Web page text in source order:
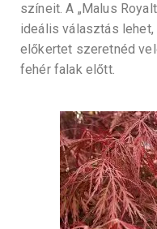
színeit. A „Malus
ideális választás lehet,
előkertet szeretnéd
fehér falak előtt.